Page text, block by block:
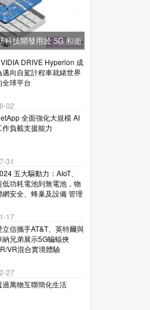
科技開發用於 5G 和衛
代毫米波技術
DRIVE Hyperion 成
邁向自駕計程車就緒世界
全球平台
02
全面強化大規模 AI
作負載支援能力
31
五大驅動力：AIoT、
低功耗電池到無電池，物
網安全、蜂巢及設備 管理
17
立信攜手AT&T、英特爾與
納兄弟展示5G蝙蝠俠
VR混合實境體驗
27
過萬物互聯簡化生活